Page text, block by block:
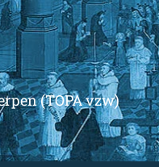
(TOPA vzw)